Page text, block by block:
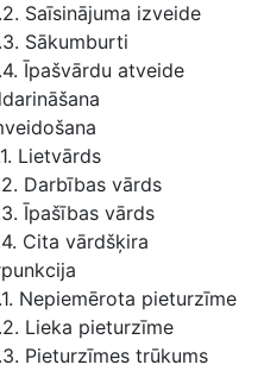
Saīsinājuma izveide
Sākumburti
Īpašvārdu atveide
Lietvārds
Darbības vārds
Īpašības vārds
Cita vārdšķira
Nepiemērota pieturzīme
Lieka pieturzīme
Pieturzīmes trūkums